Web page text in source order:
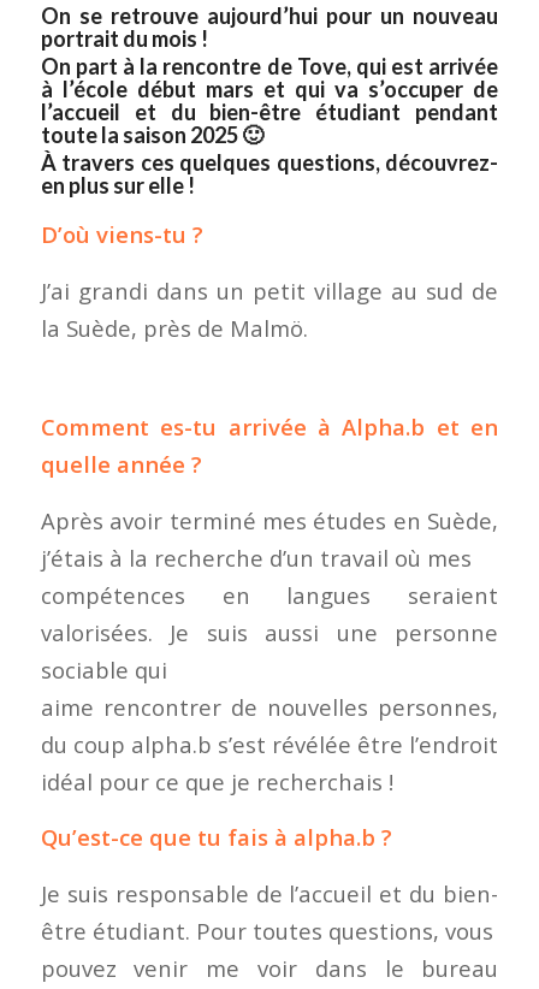
On se retrouve aujourd’hui pour un nouveau
portrait du mois !
On part à la rencontre de Tove, qui est arrivée
à l’école début mars et qui va s’occuper de
l’accueil et du bien-être étudiant pendant
toute la saison 2025 🙂
À travers ces quelques questions, découvrez-
en plus sur elle !
D’où viens-tu ?
J’ai grandi dans un petit village au sud de
la Suède, près de Malmö.
Comment es-tu arrivée à Alpha.b et en
quelle année ?
Après avoir terminé mes études en Suède,
j’étais à la recherche d’un travail où mes
compétences en langues seraient
valorisées. Je suis aussi une personne
sociable qui
aime rencontrer de nouvelles personnes,
du coup alpha.b s’est révélée être l’endroit
idéal pour ce que je recherchais !
Qu’est-ce que tu fais à alpha.b ?
Je suis responsable de l’accueil et du bien-
être étudiant. Pour toutes questions, vous
pouvez venir me voir dans le bureau